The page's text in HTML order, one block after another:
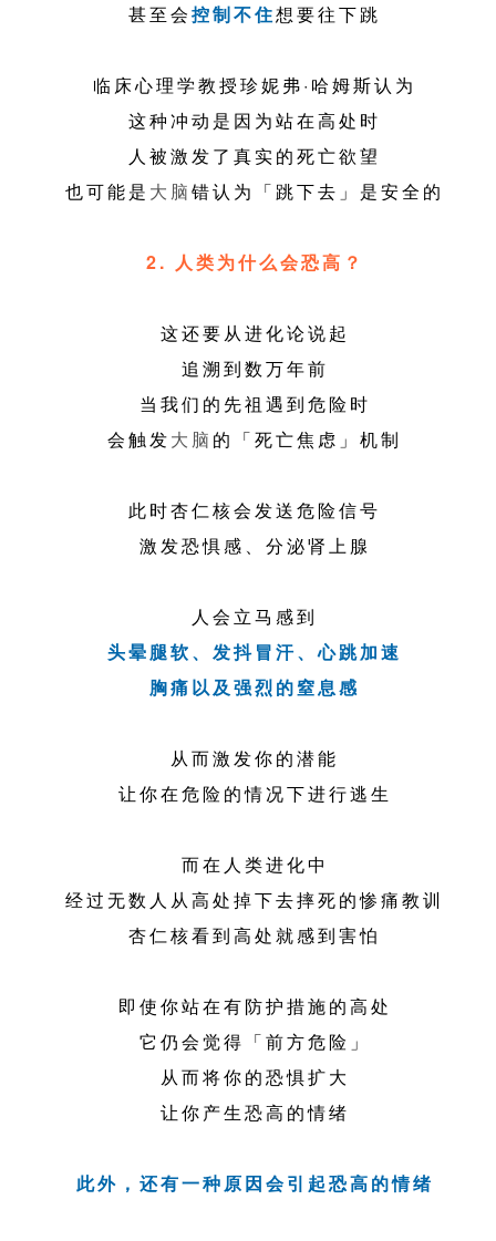
甚至会控制不住想要往下跳
临床心理学教授珍妮弗·哈姆斯认为
这种冲动是因为站在高处时
人被激发了真实的死亡欲望
也可能是 大脑错认为「跳下去」是安全的
2. 人类为什么会恐高？
这还要从进化论说起
追溯到数万年前
当我们的先祖遇到危险时
会触发大脑 的「死亡焦虑」机制
此时杏仁核会发送危险信号
激发恐惧感、分泌肾上腺
人会立马感到
头晕腿软、发抖冒汗、心跳加速
胸痛以及强烈的窒息感
从而激发你的潜能
让你在危险的情况下进行逃生
而在人类进化中
经过无数人从高处掉下去摔死的惨痛教训
杏仁核看到高处就感到害怕
即使你站在有防护措施的高处
它仍会觉得「前方危险」
从而将你的恐惧扩大
让你产生恐高的情绪
此外，还有一种原因会引起恐高的情绪